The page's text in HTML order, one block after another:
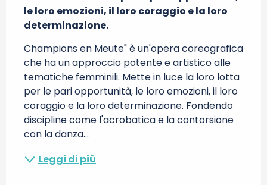
le loro emozioni, il loro coraggio e la loro
determinazione.
Champions en Meute" è un'opera coreografica
che ha un approccio potente e artistico alle
tematiche femminili. Mette in luce la loro lotta
per le pari opportunità, le loro emozioni, il loro
coraggio e la loro determinazione. Fondendo
discipline come l'acrobatica e la contorsione
con la danza...
Leggi di più